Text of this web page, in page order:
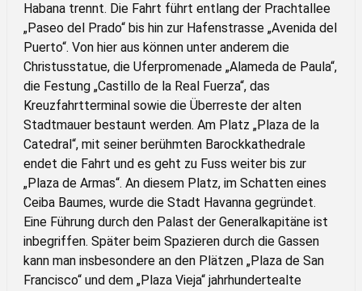
Habana trennt. Die Fahrt führt entlang der Prachtallee
„Paseo del Prado“ bis hin zur Hafenstrasse „Avenida del
Puerto“. Von hier aus können unter anderem die
Christusstatue, die Uferpromenade „Alameda de Paula“,
die Festung „Castillo de la Real Fuerza“, das
Kreuzfahrtterminal sowie die Überreste der alten
Stadtmauer bestaunt werden. Am Platz „Plaza de la
Catedral“, mit seiner berühmten Barockkathedrale
endet die Fahrt und es geht zu Fuss weiter bis zur
„Plaza de Armas“. An diesem Platz, im Schatten eines
Ceiba Baumes, wurde die Stadt Havanna gegründet.
Eine Führung durch den Palast der Generalkapitäne ist
inbegriffen. Später beim Spazieren durch die Gassen
kann man insbesondere an den Plätzen „Plaza de San
Francisco“ und dem „Plaza Vieja“ jahrhundertealte